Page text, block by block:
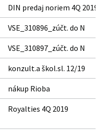
DIN predaj noriem 4Q 2019
VSE_310896_zúčt. do N
VSE_310897_zúčt. do N
konzult.a škol.sl. 12/19
nákup Rioba
Royalties 4Q 2019